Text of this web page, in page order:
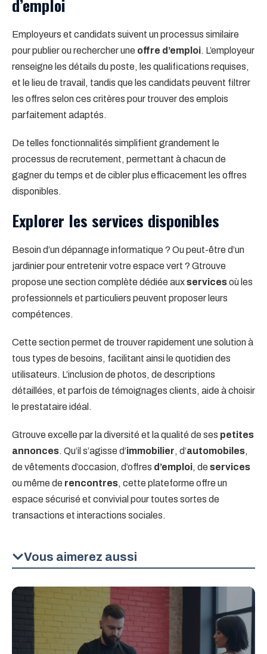
d’emploi
Employeurs et candidats suivent un processus similaire
pour publier ou rechercher une offre d’emploi. L’employeur
renseigne les détails du poste, les qualifications requises,
et le lieu de travail, tandis que les candidats peuvent filtrer
les offres selon ces critères pour trouver des emplois
parfaitement adaptés.
De telles fonctionnalités simplifient grandement le
processus de recrutement, permettant à chacun de
gagner du temps et de cibler plus efficacement les offres
disponibles.
Explorer les services disponibles
Besoin d’un dépannage informatique ? Ou peut-être d’un
jardinier pour entretenir votre espace vert ? Gtrouve
propose une section complète dédiée auxservicesoù les
professionnels et particuliers peuvent proposer leurs
compétences.
Cette section permet de trouver rapidement une solution à
tous types de besoins, facilitant ainsi le quotidien des
utilisateurs. L’inclusion de photos, de descriptions
détaillées, et parfois de témoignages clients, aide à choisir
le prestataire idéal.
Gtrouve excelle par la diversité et la qualité de ses petites
annonces. Qu’il s’agisse d’immobilier, d’automobiles,
de vêtements d’occasion, d’offres d’emploi, deservices
ou même de rencontres, cette plateforme offre un
espace sécurisé et convivial pour toutes sortes de
transactions et interactions sociales.
Vous aimerez aussi